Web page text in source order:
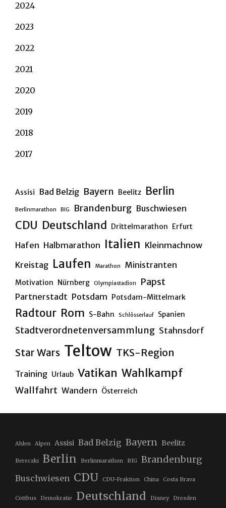
2024
2023
2022
2021
2020
2019
2018
2017
Assisi Bad Belzig Bayern Beelitz Berlin
Berlinmarathon BIG Brandenburg Buschwiesen
CDU Deutschland Drittelmarathon Erfurt
Hafen Halbmarathon Italien Kleinmachnow
Kreistag Laufen Marathon Ministranten
Motivation Nürnberg Olympiastadion Papst
Partnerstadt Potsdam Potsdam-Mittelmark
Radtour Rom S-Bahn Schlösserlauf Spanien
Stadtverordnetenversammlung Stahnsdorf
Star Wars Teltow TKS-Region
Training Urlaub Vatikan Wahlkampf
Wallfahrt Wandern Österreich
Ahlen Alpen Assisi Bad Belzig Bayern Beelitz
Bereczki Berlin Berlinmarathon BIG Brandenburg
Buschwiesen CDU CDU-Fraktion China Costa Brava
Cottbus Demokratie Deutschland Disney Dresden